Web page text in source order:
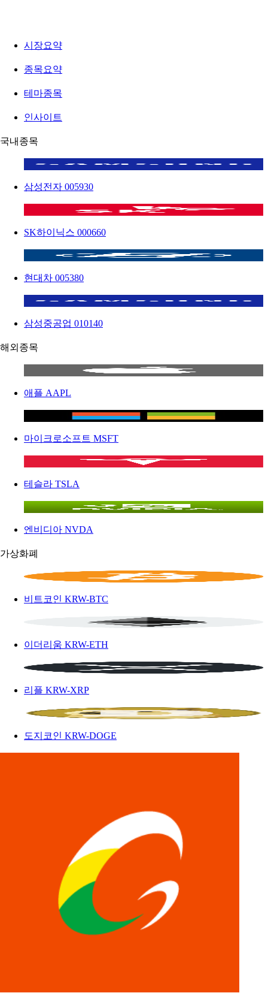
시장요약
종목요약
테마종목
인사이트
국내종목
삼성전자 005930
SK하이닉스 000660
현대차 005380
삼성중공업 010140
해외종목
애플 AAPL
마이크로소프트 MSFT
테슬라 TSLA
엔비디아 NVDA
가상화폐
비트코인 KRW-BTC
이더리움 KRW-ETH
리플 KRW-XRP
도지코인 KRW-DOGE